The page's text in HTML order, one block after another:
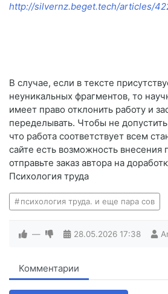
http://silvernz.beget.tech/articles/
В случае, если в тексте
неуникальных фрагментов, то
имеет право отклонить работу и
переделывать. Чтобы не допустить
что работа соответствует всем
сайте есть возможность внесения
отправьте заказ автора на
Психология труда
психология труда. и еще пара сов
— 28.05.2026 17:38
Комментарии